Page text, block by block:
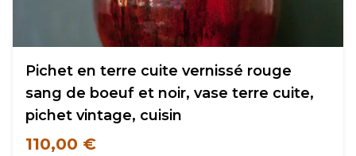
Pichet en terre cuite vernissé rouge
sang de boeuf et noir, vase terre cuite,
pichet vintage, cuisin
110,00 €